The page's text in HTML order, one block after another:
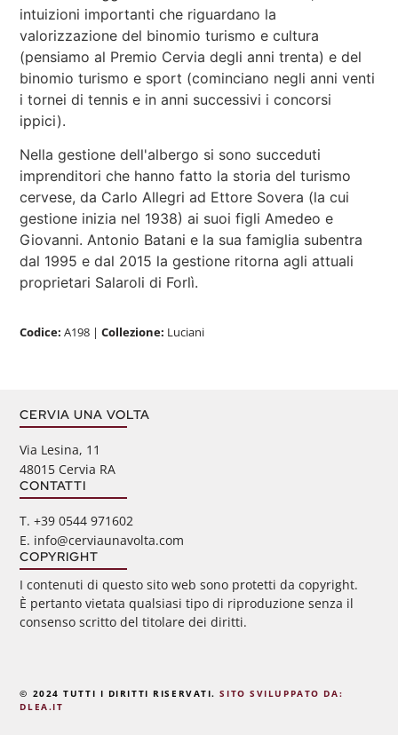
intuizioni importanti che riguardano la
valorizzazione del binomio turismo e cultura
(pensiamo al Premio Cervia degli anni trenta) e del
binomio turismo e sport (cominciano negli anni venti
i tornei di tennis e in anni successivi i concorsi
ippici).
Nella gestione dell'albergo si sono succeduti
imprenditori che hanno fatto la storia del turismo
cervese, da Carlo Allegri ad Ettore Sovera (la cui
gestione inizia nel 1938) ai suoi figli Amedeo e
Giovanni. Antonio Batani e la sua famiglia subentra
dal 1995 e dal 2015 la gestione ritorna agli attuali
proprietari Salaroli di Forlì.
Codice:A198 |Collezione: Luciani
CERVIA UNA VOLTA
Via Lesina, 11
48015 Cervia RA
CONTATTI
‭T. +39 0544 971602
E. info@cerviaunavolta.com
COPYRIGHT
I contenuti di questo sito web sono protetti da copyright.
È pertanto vietata qualsiasi tipo di riproduzione senza il
consenso scritto del titolare dei diritti.
© 2024 TUTTI I DIRITTI RISERVATI.SITO SVILUPPATO DA:
DLEA.IT